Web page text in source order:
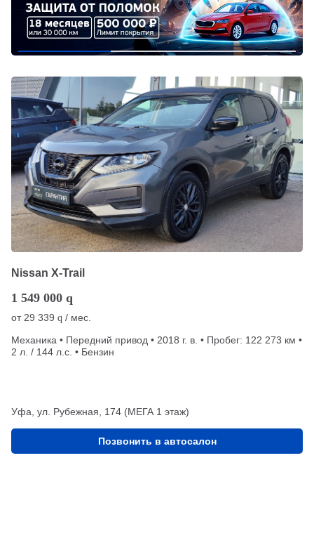
Nissan X-Trail
1 549 000 q
от29 339 q / мес.
Механика • Передний привод • 2018 г. в. • Пробег: 122 273 км •
2 л. / 144 л.с. • Бензин
Уфа, ул. Рубежная, 174 (МЕГА 1 этаж)
Позвонить в автосалон